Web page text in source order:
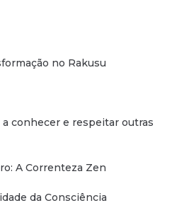
no Rakusu
conhecer e respeitar outras
A Correnteza Zen
da Consciência